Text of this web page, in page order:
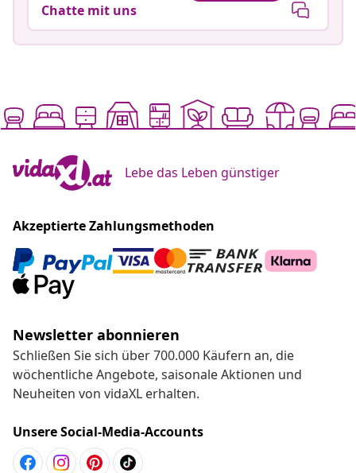
Chatte mit uns
Lebe das Leben günstiger
Akzeptierte Zahlungsmethoden
Newsletter abonnieren
Schließen Sie sich über 700.000 Käufern an, die
wöchentliche Angebote, saisonale Aktionen und
Neuheiten von vidaXL erhalten.
Unsere Social-Media-Accounts